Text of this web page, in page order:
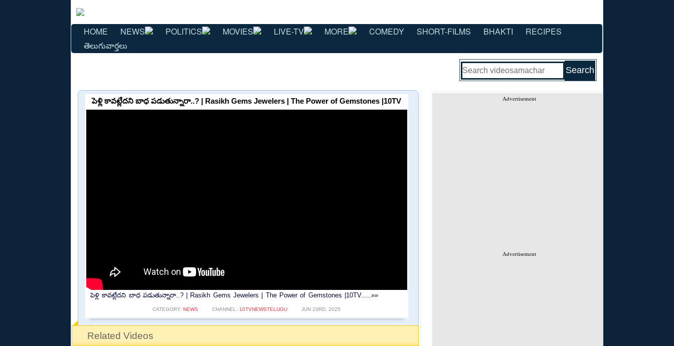
HOME NEWS POLITICS MOVIES LIVE-TV MORE COMEDY SHORT-FILMS BHAKTI
RECIPES
తెలుగువార్తలు
Advertisement
Advertisement
పెళ్లి కావట్లేదని బాధ పడుతున్నారా..? | Rasikh Gems Jewelers | The Power of Gemstones |10TV
పెళ్లి కావట్లేదని బాధ పడుతున్నారా..? | Rasikh Gems Jewelers | The Power of Gemstones |10TV.....»»
CATEGORY: NEWS CHANNEL:10TVNEWSTELUGU JUN 23RD, 2025
Related Videos